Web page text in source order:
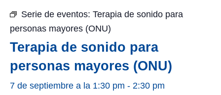
Serie de eventos: Terapia de sonido para
personas mayores (ONU)
Terapia de sonido para
personas mayores (ONU)
7 de septiembre a la 1:30 pm - 2:30 pm